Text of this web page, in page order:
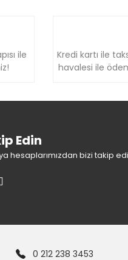
ile
Kredi kartı ile
havalesi ile
Edin
hesaplarımızdan bizi takip
0 212 238 3453